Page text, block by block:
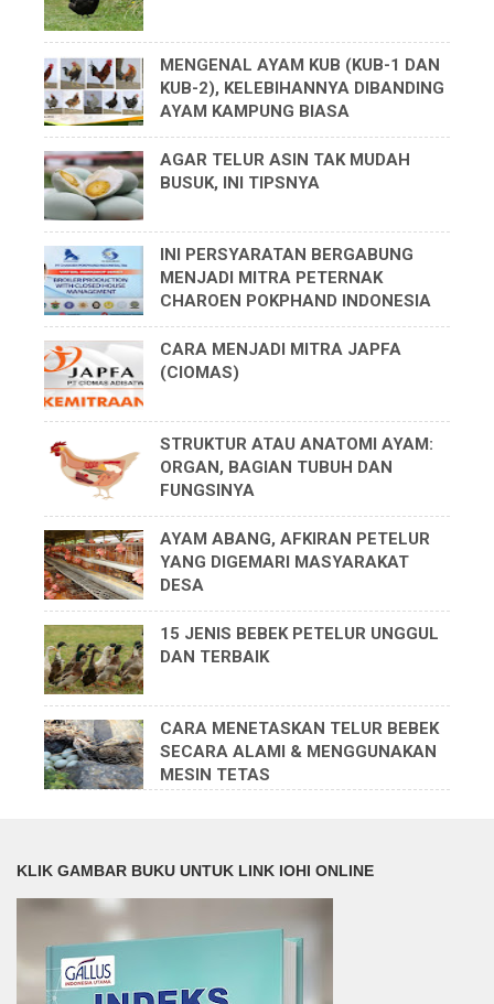
MENGENAL AYAM KUB (KUB-1 DAN
KUB-2), KELEBIHANNYA DIBANDING
AYAM KAMPUNG BIASA
AGAR TELUR ASIN TAK MUDAH
BUSUK, INI TIPSNYA
INI PERSYARATAN BERGABUNG
MENJADI MITRA PETERNAK
CHAROEN POKPHAND INDONESIA
CARA MENJADI MITRA JAPFA
(CIOMAS)
STRUKTUR ATAU ANATOMI AYAM:
ORGAN, BAGIAN TUBUH DAN
FUNGSINYA
AYAM ABANG, AFKIRAN PETELUR
YANG DIGEMARI MASYARAKAT
DESA
15 JENIS BEBEK PETELUR UNGGUL
DAN TERBAIK
CARA MENETASKAN TELUR BEBEK
SECARA ALAMI & MENGGUNAKAN
MESIN TETAS
KLIK GAMBAR BUKU UNTUK LINK IOHI ONLINE